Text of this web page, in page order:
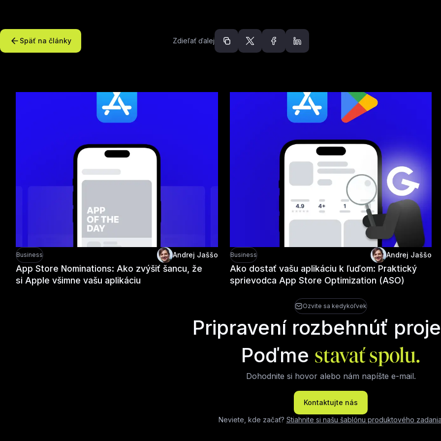
Späť na články Zdieľať ďalej
Odporúčané články
Business Andrej Jaššo
App Store Nominations: Ako zvýšiť šancu, že
si Apple všimne vašu aplikáciu
Business Andrej Jaššo
Ako dostať vašu aplikáciu k ľuďom: Praktický
sprievodca App Store Optimization (ASO)
Ozvite sa kedykoľvek
Pripravení rozbehnúť
Poďme stavať spolu.
Dohodnite si hovor alebo nám napíšte e-mail.
Kontaktujte nás
Neviete, kde začať? Stiahnite si našu šablónu produktového